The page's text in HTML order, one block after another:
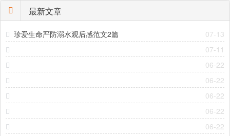
最新文章
07-13
珍爱生命严防溺水观后感范文2篇
07-11
06-22
06-22
06-22
06-22
06-22